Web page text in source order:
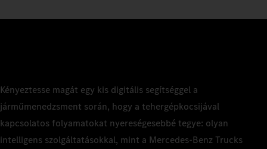
Kényeztesse magát egy kis digitális segítséggel a
járműmenedzsment során, hogy a tehergépkocsijával
kapcsolatos folyamatokat nyereségesebbé tegye: olyan
intelligens szolgáltatásokkal, mint a Mercedes‑Benz Trucks